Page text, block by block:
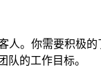
人。你需要积
的工作目标。